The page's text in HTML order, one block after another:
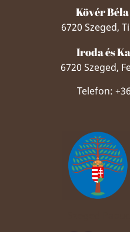
Kövér
6720 Szeged,
Iroda és
6720 Szeged,
Telefon: